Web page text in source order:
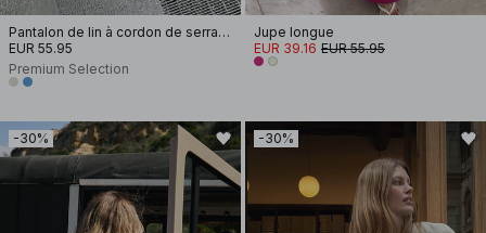
Pantalon de lin à cordon de serrage
EUR 55.95
Premium Selection
Jupe longue
EUR 39.16 EUR 55.95
-30% -30%